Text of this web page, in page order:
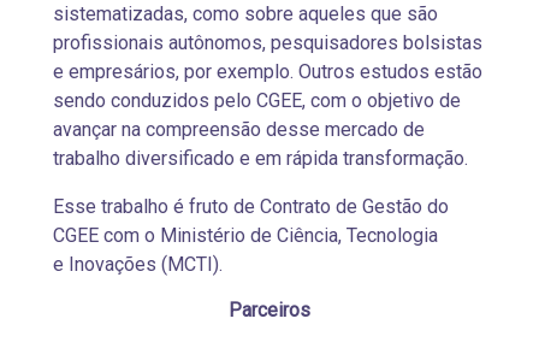
sistematizadas, como sobre aqueles que são
profissionais autônomos, pesquisadores bolsistas
e empresários, por exemplo. Outros estudos estão
sendo conduzidos pelo CGEE, com o objetivo de
avançar na compreensão desse mercado de
trabalho diversificado e em rápida transformação.
Esse trabalho é fruto de Contrato de Gestão do
CGEE com o Ministério de Ciência, Tecnologia
e Inovações (MCTI).
Parceiros